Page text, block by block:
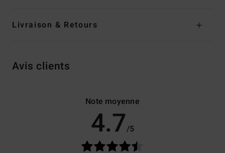
Livraison & Retours
Avis clients
Note moyenne
4.7/5